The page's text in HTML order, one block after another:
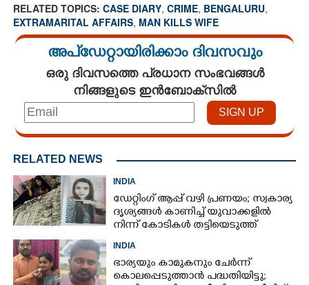
RELATED TOPICS: CASE DIARY, CRIME, BENGALURU,
EXTRAMARITAL AFFAIRS, MAN KILLS WIFE
അപ്ഡേറ്റായിരിക്കാം ദിവസവും
ഒരു ദിവസത്തെ പ്രധാന സംഭവങ്ങൾ
നിങ്ങളുടെ ഇൻബോക്സിൽ
RELATED NEWS
INDIA
ഡേറ്റിംഗ് ആപ്പ് വഴി പ്രണയം; സ്വകാര്യ
ദൃശ്യങ്ങൾ കാണിച്ച് യുവാക്കളിൽ
നിന്ന് കോടികൾ തട്ടിയെടുത്ത്
INDIA
ഭാര്യയും കാമുകനും ചേർന്ന്
കൊലപ്പെടുത്താൻ പദ്ധതിയിട്ടു;